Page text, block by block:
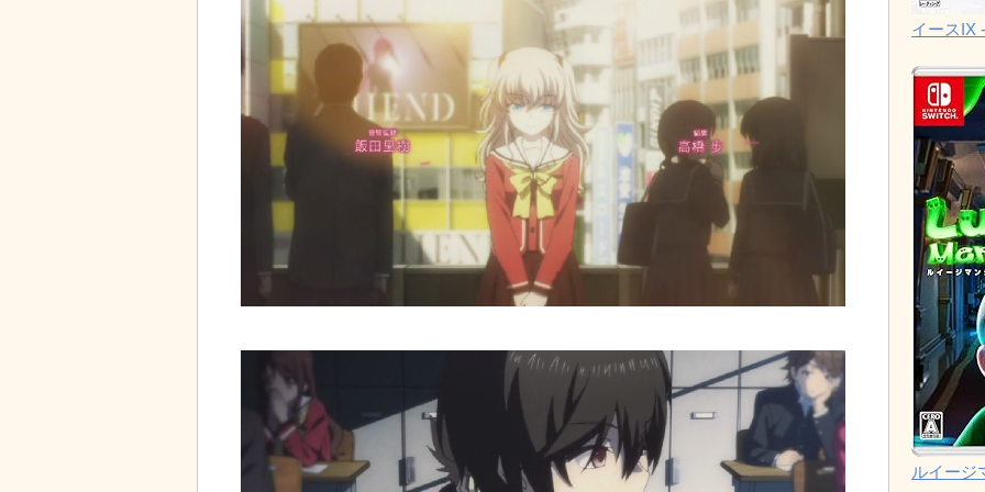
イースIX
ルイージ